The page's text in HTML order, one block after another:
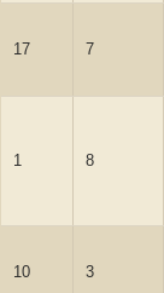
17 7
1 8
10 3